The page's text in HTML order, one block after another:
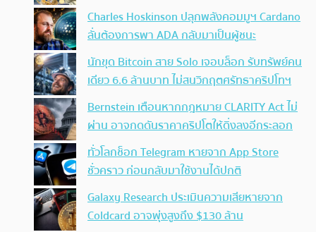
Charles Hoskinson ปลุกพลังคอมมูฯ Cardano
ลั่นต้องการพา ADA กลับมาเป็นผู้ชนะ
นักขุด Bitcoin สาย Solo เจอบล็อก รับทรัพย์คน
เดียว 6.6 ล้านบาท ไม่สนวิกฤตศรัทธาคริปโทฯ
Bernstein เตือนหากกฎหมาย CLARITY Act ไม่
ผ่าน อาจกดดันราคาคริปโตให้ดิ่งลงอีกระลอก
ทั่วโลกช็อก Telegram หายจาก App Store
ชั่วคราว ก่อนกลับมาใช้งานได้ปกติ
Galaxy Research ประเมินความเสียหายจาก
Coldcard อาจพุ่งสูงถึง $130 ล้าน